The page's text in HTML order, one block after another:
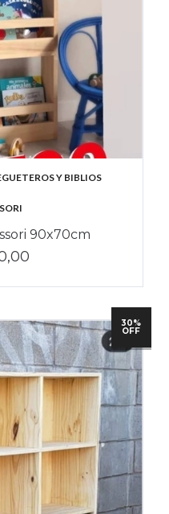
Y BIBLIOS
90x70cm
30%
OFF